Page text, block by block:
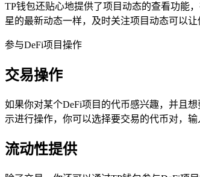
TP钱包还贴心地提供了项目动态的查看功能
星的最新动态一样，及时关注项目动态可以
参与DeFi项目操作
交易操作
如果你对某个DeFi项目的代币感兴趣，并且
示进行操作，你可以选择要交易的代币对，
流动性提供